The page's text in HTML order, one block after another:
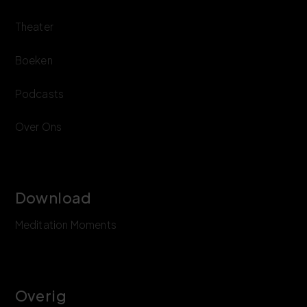
Theater
Boeken
Podcasts
Over Ons
Download
Meditation Moments
Overig